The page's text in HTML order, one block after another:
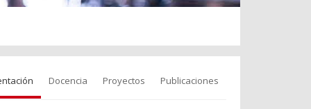
Docencia Proyectos Publicaciones